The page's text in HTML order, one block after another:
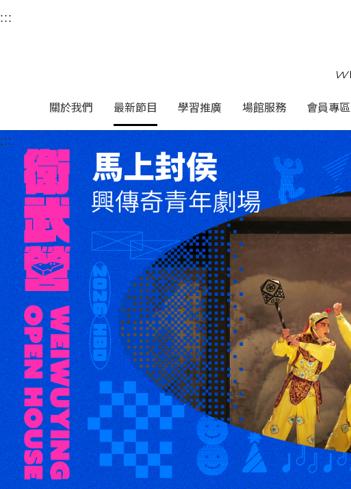
衛武營國家藝術文化中心
中央內容區塊，為本頁主要內容區。
:::
關於我們 最新節目 學習推廣 場館服務 會員專區
:::中央內容區塊，為本頁主要內容區。